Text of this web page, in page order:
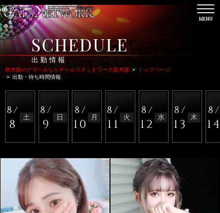
MENU
新大阪のデリヘルならギャルズネットワーク新大阪 >
トップページ
> 出勤・待ち時間情報
SCHEDULE
出勤情報
8/
8 土
8/
9 日
8/
10 月
8/
11 火
8/
12 水
8/
13 木